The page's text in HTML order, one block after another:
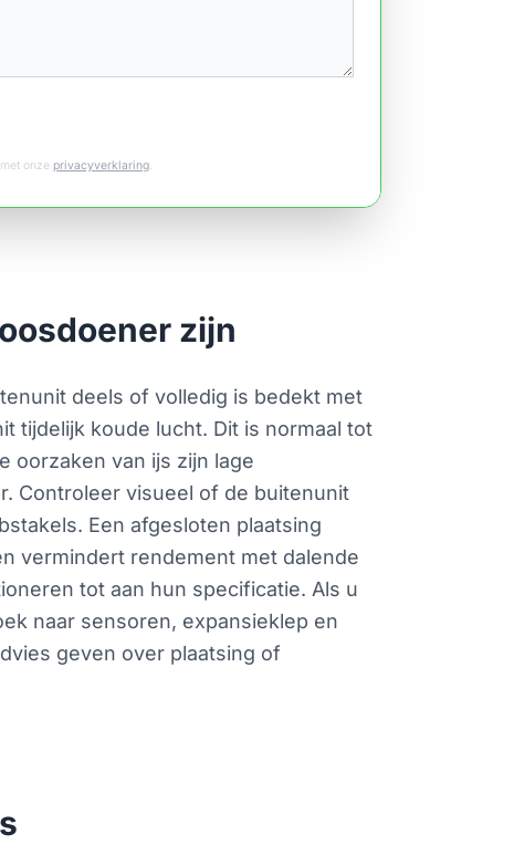
onze privacyverklaring.
zijn
deels of volledig is bedekt met
tijdelijk koude lucht. Dit is normaal tot
oorzaken van ijs zijn lage
Controleer visueel of de buitenunit
Een afgesloten plaatsing
vermindert rendement met dalende
tot aan hun specificatie. Als u
naar sensoren, expansieklep en
geven over plaatsing of